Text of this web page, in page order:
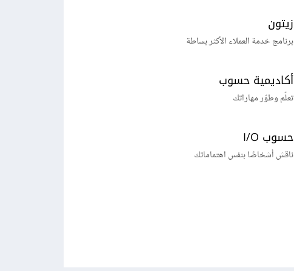
زيتون
برنامج خدمة العملاء الأكثر بساطة
أكاديمية حسوب
تعلّم وطوّر مهاراتك
حسوب I/O
ناقش أشخاصًا بنفس اهتماماتك